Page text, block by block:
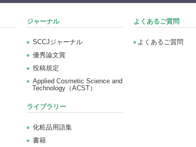
ジャーナル
SCCJジャーナル
優秀論文賞
投稿規定
Applied Cosmetic Science and
Technology（ACST）
ライブラリー
化粧品用語集
書籍
よくあるご質問
よくあるご質問